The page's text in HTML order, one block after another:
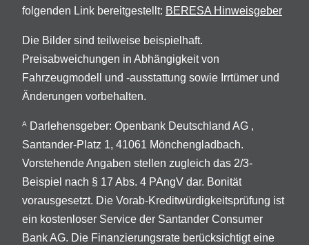
folgenden Link bereitgestellt: BERESA Hinweisgeber
Die Bilder sind teilweise beispielhaft.
Preisabweichungen in Abhängigkeit von
Fahrzeugmodell und -ausstattung sowie Irrtümer und
Änderungen vorbehalten.
A
Darlehensgeber: Openbank Deutschland AG ,
Santander-Platz 1, 41061 Mönchengladbach.
Vorstehende Angaben stellen zugleich das 2/3-
Beispiel nach § 17 Abs. 4 PAngV dar. Bonität
vorausgesetzt. Die Vorab-Kreditwürdigkeitsprüfung ist
ein kostenloser Service der Santander Consumer
Bank AG. Die Finanzierungsrate berücksichtigt eine